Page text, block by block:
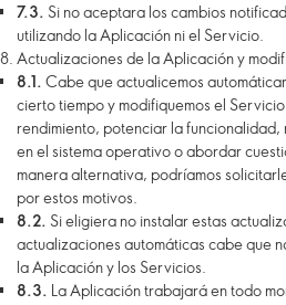
7.3. Si no aceptara los cambios
utilizando la Aplicación ni el Servicio.
Actualizaciones de la Aplicación y
8.1. Cabe que actualicemos
cierto tiempo y modifiquemos el
rendimiento, potenciar la
en el sistema operativo o abordar
manera alternativa, podríamos
por estos motivos.
8.2. Si eligiera no instalar estas
actualizaciones automáticas cabe que
la Aplicación y los Servicios.
8.3. La Aplicación trabajará en todo